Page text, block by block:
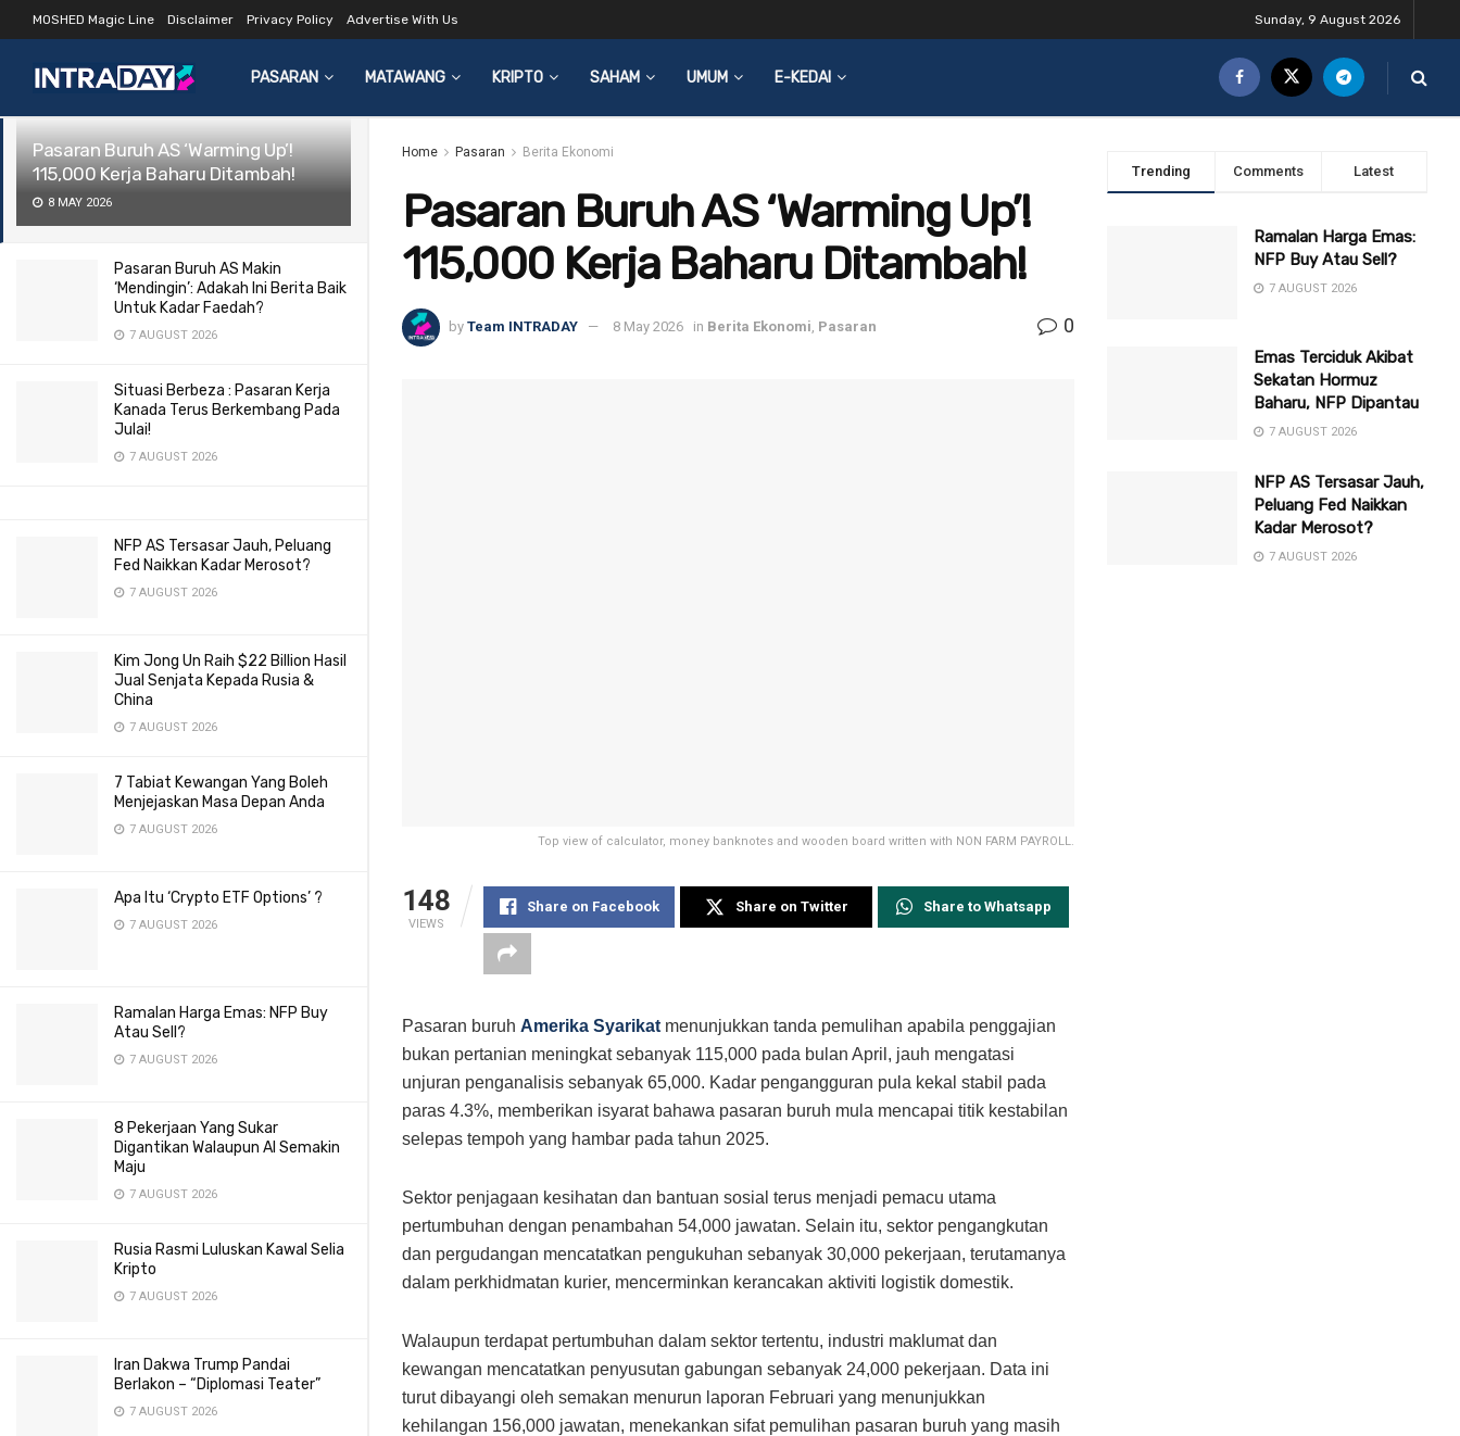
LATEST TRENDING Filter
Pasaran Buruh AS ‘Warming Up’!
115,000 Kerja Baharu Ditambah!
8 MAY 2026
Pasaran Buruh AS Makin
‘Mendingin’: Adakah Ini Berita Baik
Untuk Kadar Faedah?
7 AUGUST 2026
Situasi Berbeza : Pasaran Kerja
Kanada Terus Berkembang Pada
Julai!
7 AUGUST 2026
NFP AS Tersasar Jauh, Peluang
Fed Naikkan Kadar Merosot?
7 AUGUST 2026
Kim Jong Un Raih $22 Billion Hasil
Jual Senjata Kepada Rusia &
China
7 AUGUST 2026
7 Tabiat Kewangan Yang Boleh
Menjejaskan Masa Depan Anda
7 AUGUST 2026
Apa Itu ‘Crypto ETF Options’ ?
7 AUGUST 2026
Ramalan Harga Emas: NFP Buy
Atau Sell?
7 AUGUST 2026
8 Pekerjaan Yang Sukar
Digantikan Walaupun AI Semakin
Maju
7 AUGUST 2026
Rusia Rasmi Luluskan Kawal Selia
Kripto
7 AUGUST 2026
Iran Dakwa Trump Pandai
Berlakon – “Diplomasi Teater”
7 AUGUST 2026
MOSHED Magic Line Disclaimer Privacy Policy Advertise With Us Sunday, 9 August 2026
PASARAN MATAWANG KRIPTO SAHAM UMUM E-KEDAI
Home Pasaran Berita Ekonomi
Pasaran Buruh AS ‘Warming Up’!
115,000 Kerja Baharu Ditambah!
by Team INTRADAY 8 May 2026 in Berita Ekonomi Pasaran 0
Top view of calculator, money banknotes and wooden board written with NON FARM PAYROLL.
148
VIEWS
Share on Facebook Share on Twitter Share to Whatsapp
Pasaran buruh Amerika Syarikat menunjukkan tanda pemulihan apabila penggajian
bukan pertanian meningkat sebanyak 115,000 pada bulan April, jauh mengatasi
unjuran penganalisis sebanyak 65,000. Kadar pengangguran pula kekal stabil pada
paras 4.3%, memberikan isyarat bahawa pasaran buruh mula mencapai titik kestabilan
selepas tempoh yang hambar pada tahun 2025.
Sektor penjagaan kesihatan dan bantuan sosial terus menjadi pemacu utama
pertumbuhan dengan penambahan 54,000 jawatan. Selain itu, sektor pengangkutan
dan pergudangan mencatatkan pengukuhan sebanyak 30,000 pekerjaan, terutamanya
dalam perkhidmatan kurier, mencerminkan kerancakan aktiviti logistik domestik.
Walaupun terdapat pertumbuhan dalam sektor tertentu, industri maklumat dan
kewangan mencatatkan penyusutan gabungan sebanyak 24,000 pekerjaan. Data ini
turut dibayangi oleh semakan menurun laporan Februari yang menunjukkan
kehilangan 156,000 jawatan, menekankan sifat pemulihan pasaran buruh yang masih
Trending Comments Latest
Ramalan Harga Emas:
NFP Buy Atau Sell?
7 AUGUST 2026
Emas Terciduk Akibat
Sekatan Hormuz
Baharu, NFP Dipantau
7 AUGUST 2026
NFP AS Tersasar Jauh,
Peluang Fed Naikkan
Kadar Merosot?
7 AUGUST 2026